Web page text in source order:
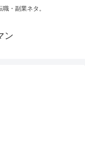
・副業ネタ。
ン